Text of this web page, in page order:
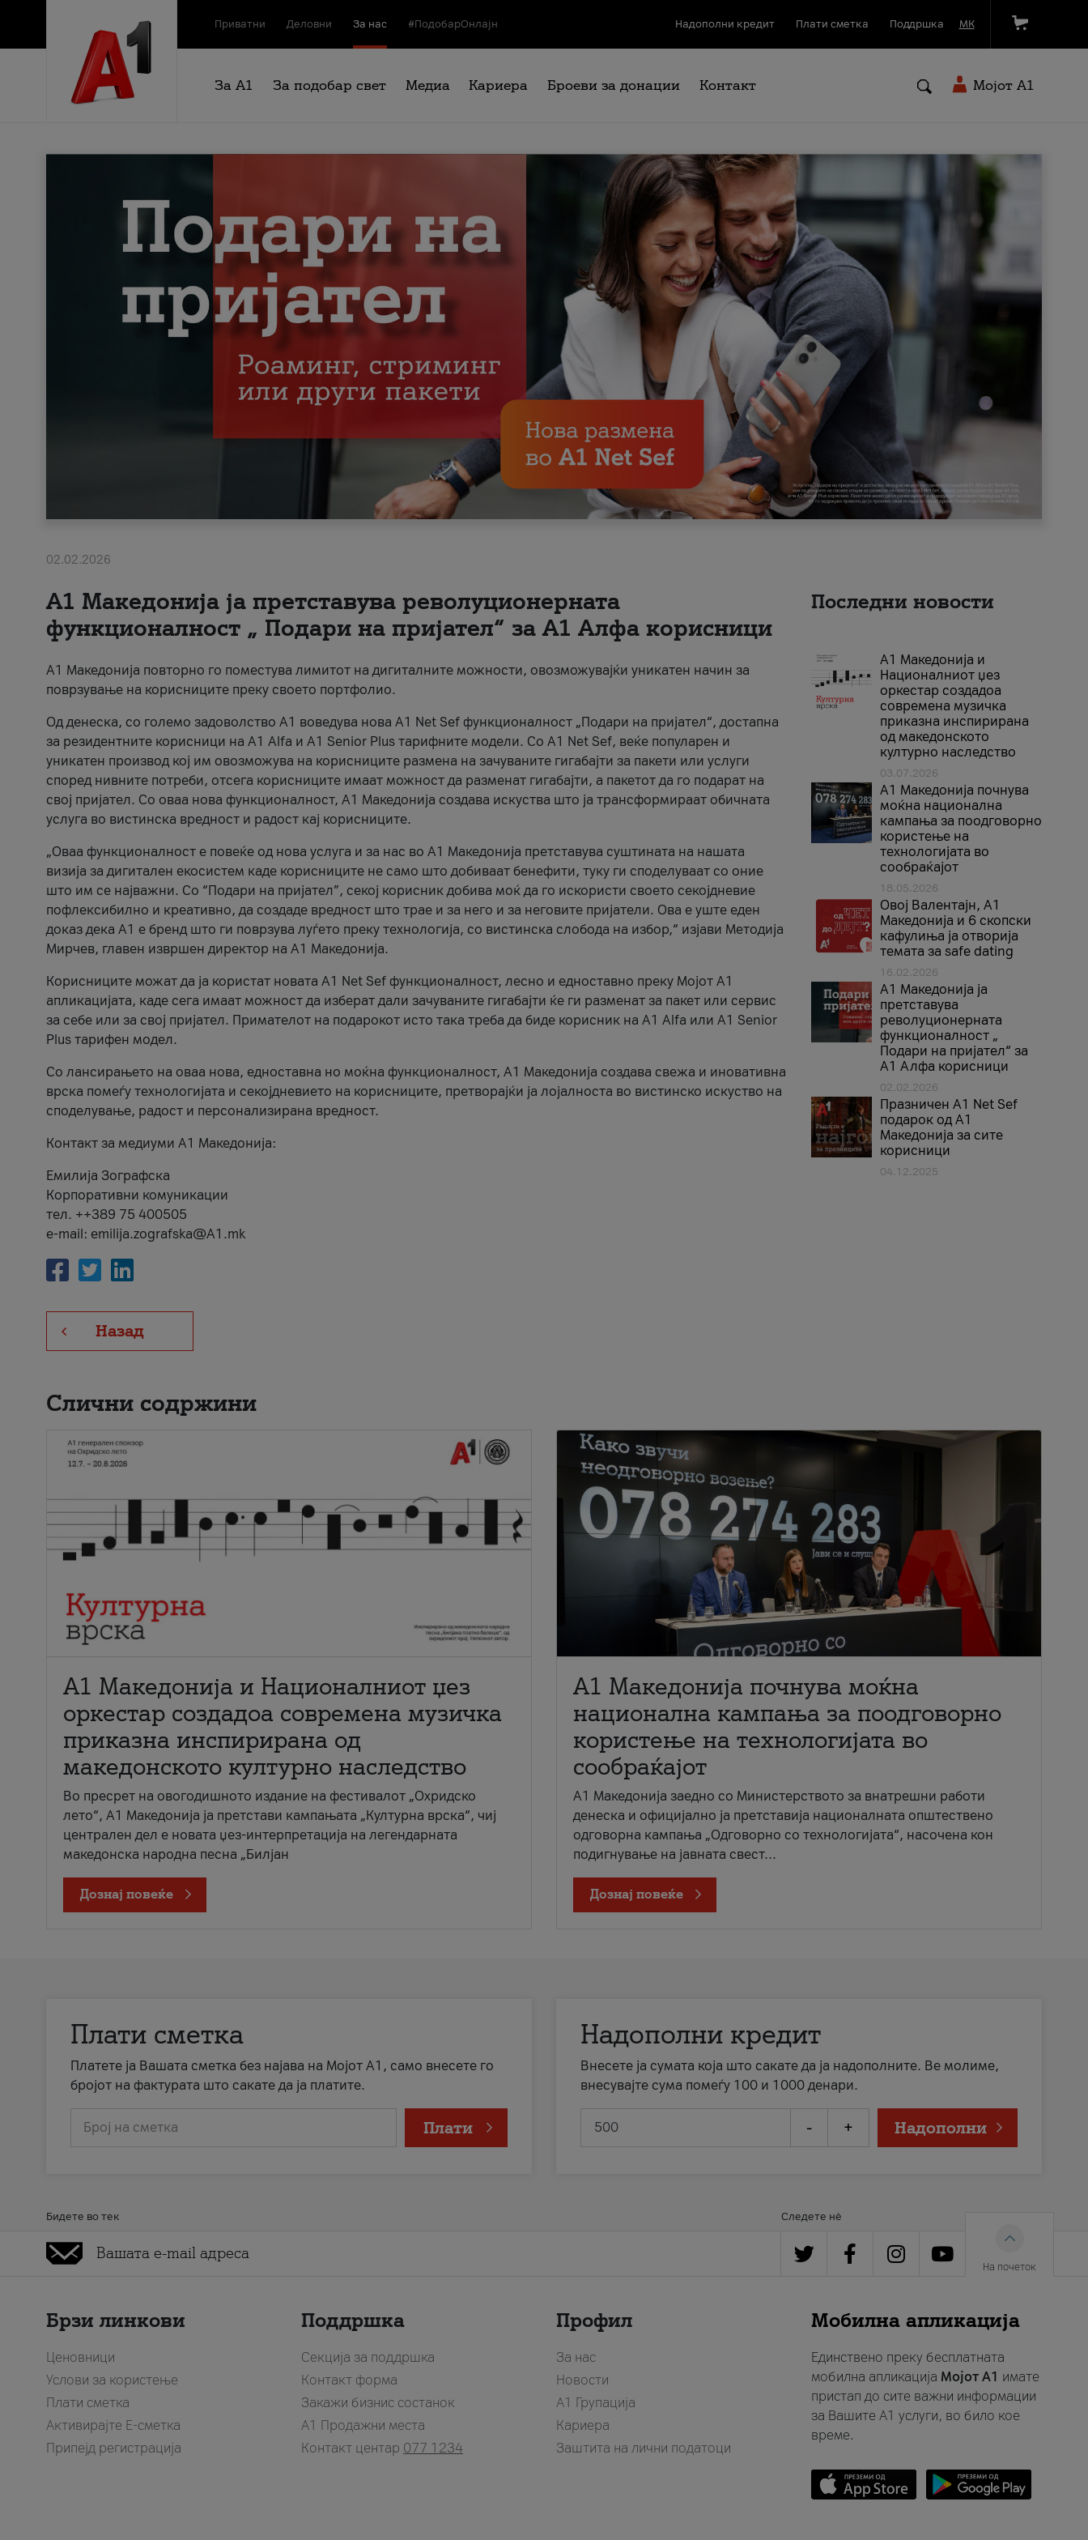
Приватни Деловни За нас #ПодобарОнлајн Надополни кредит Плати сметка Поддршка МК
За А1 За подобар свет Медиа Кариера Броеви за донации Контакт Мојот A1
02.02.2026
А1 Македонија ја претставува револуционерната
функционалност „ Подари на пријател“ за А1 Алфа корисници
А1 Македонија повторно го поместува лимитот на дигиталните можности, овозможувајќи уникатен начин за
поврзување на корисниците преку своето портфолио.
Од денеска, со големо задоволство А1 воведува нова A1 Net Sef функционалност „Подари на пријател“, достапна
за резидентните корисници на А1 Alfa и A1 Senior Plus тарифните модели. Со A1 Net Sef, веќе популарен и
уникатен производ кој им овозможува на корисниците размена на зачуваните гигабајти за пакети или услуги
според нивните потреби, отсега корисниците имаат можност да разменат гигабајти, а пакетот да го подарат на
свој пријател. Со оваа нова функционалност, А1 Македонија создава искуства што ја трансформираат обичната
услуга во вистинска вредност и радост кај корисниците.
„Оваа функционалност е повеќе од нова услуга и за нас во А1 Македонија претставува суштината на нашата
визија за дигитален екосистем каде корисниците не само што добиваат бенефити, туку ги споделуваат со оние
што им се најважни. Со “Подари на пријател”, секој корисник добива моќ да го искористи своето секојдневие
пофлексибилно и креативно, да создаде вредност што трае и за него и за неговите пријатели. Ова е уште еден
доказ дека А1 е бренд што ги поврзува луѓето преку технологија, со вистинска слобода на избор,“ изјави Методија
Мирчев, главен извршен директор на А1 Македонија.
Корисниците можат да ја користат новата А1 Net Sef функционалност, лесно и едноставно преку Мојот А1
апликацијата, каде сега имаат можност да изберат дали зачуваните гигабајти ќе ги разменат за пакет или сервис
за себе или за свој пријател. Примателот на подарокот исто така треба да биде корисник на А1 Alfa или A1 Senior
Plus тарифен модел.
Со лансирањето на оваа нова, едноставна но моќна функционалност, А1 Македонија создава свежа и иновативна
врска помеѓу технологијата и секојдневието на корисниците, претворајќи ја лојалноста во вистинско искуство на
споделување, радост и персонализирана вредност.
Контакт за медиуми А1 Македонија:
Емилија Зографска
Корпоративни комуникации
тел. ++389 75 400505
e-mail: emilija.zografska@A1.mk
Назад
Последни новости
А1 Македонија и
Националниот џез
оркестар создадоа
современа музичка
приказна инспирирана
од македонското
културно наследство
03.07.2026
A1 Македонија почнува
моќна национална
кампања за поодговорно
користење на
технологијата во
сообраќајот
18.05.2026
Овој Валентајн, A1
Македонија и 6 скопски
кафулиња ја отворија
темата за safe dating
16.02.2026
А1 Македонија ја
претставува
револуционерната
функционалност „
Подари на пријател“ за
А1 Алфа корисници
02.02.2026
Празничен A1 Net Sеf
подарок од А1
Македонија за сите
корисници
04.12.2025
Слични содржини
А1 Македонија и Националниот џез
оркестар создадоа современа музичка
приказна инспирирана од
македонското културно наследство
Во пресрет на овогодишното издание на фестивалот „Охридско
лето“, А1 Македонија ја претстави кампањата „Културна врска“, чиј
централен дел е новата џез-интерпретација на легендарната
македонска народна песна „Билјан
Дознај повеќе
A1 Македонија почнува моќна
национална кампања за поодговорно
користење на технологијата во
сообраќајот
A1 Македонија заедно со Министерството за внатрешни работи
денеска и официјално ја претставија националната општествено
одговорна кампања „Одговорно со технологијата“, насочена кон
подигнување на јавната свест...
Дознај повеќе
Плати сметка
Платете ја Вашата сметка без најава на Мојот А1, само внесете го
бројот на фактурата што сакате да ја платите.
Број на сметка Плати
Надополни кредит
Внесете ја сумата која што сакате да ја надополните. Ве молиме,
внесувајте сума помеѓу 100 и 1000 денари.
- + Надополни
Бидете во тек Следете нè
На почеток
Брзи линкови
Ценовници
Услови за користење
Плати сметка
Активирајте Е-сметка
Припејд регистрација
Поддршка
Секција за поддршка
Контакт форма
Закажи бизнис состанок
A1 Продажни места
Контакт центар 077 1234
Профил
За нас
Новости
А1 Групација
Кариера
Заштита на лични податоци
Мобилна апликација
Единствено преку бесплатната
мобилна апликација Мојот A1 имате
пристап до сите важни информации
за Вашите A1 услуги, во било кое
време.